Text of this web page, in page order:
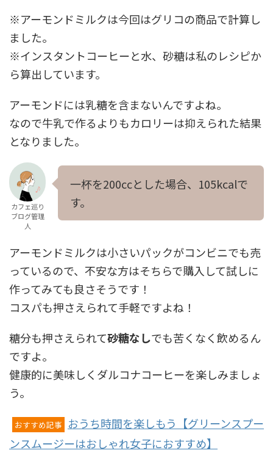
※アーモンドミルクは今回はグリコの商品で計算し
ました。
※インスタントコーヒーと水、砂糖は私のレシピか
ら算出しています。
アーモンドには乳糖を含まないんですよね。
なので牛乳で作るよりもカロリーは抑えられた結果
となりました。
カフェ巡り
ブログ管理
人
一杯を200ccとした場合、105kcalで
す。
アーモンドミルクは小さいパックがコンビニでも売
っているので、不安な方はそちらで購入して試しに
作ってみても良さそうです！
コスパも押さえられて手軽ですよね！
糖分も押さえられて砂糖なしでも苦くなく飲めるん
ですよ。
健康的に美味しくダルコナコーヒーを楽しみましょ
う。
おすすめ記事 おうち時間を楽しもう【グリーンスプー
ンスムージーはおしゃれ女子におすすめ】